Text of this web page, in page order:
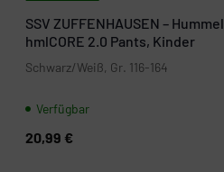
SSV ZUFFENHAUSEN – Hummel
hmlCORE 2.0 Pants, Kinder
Schwarz/Weiß, Gr. 116-164
Verfügbar
20,99 €